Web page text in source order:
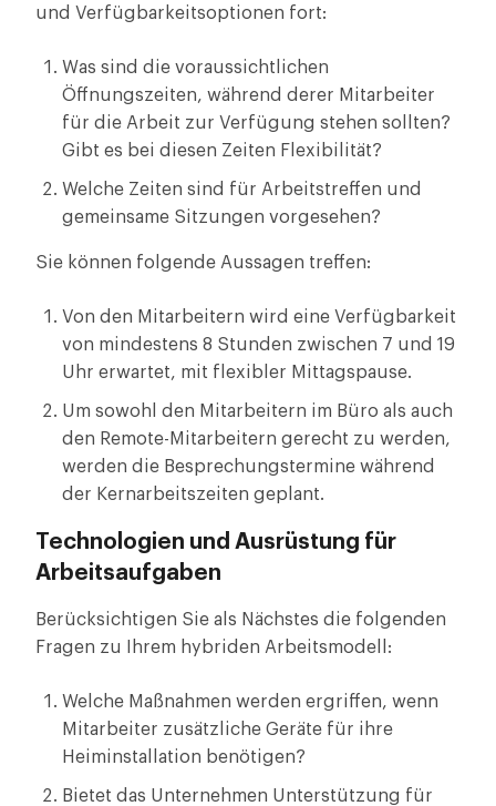
und Verfügbarkeitsoptionen fort:
Was sind die voraussichtlichen
Öffnungszeiten, während derer Mitarbeiter
für die Arbeit zur Verfügung stehen sollten?
Gibt es bei diesen Zeiten Flexibilität?
Welche Zeiten sind für Arbeitstreffen und
gemeinsame Sitzungen vorgesehen?
Sie können folgende Aussagen treffen:
Von den Mitarbeitern wird eine Verfügbarkeit
von mindestens 8 Stunden zwischen 7 und 19
Uhr erwartet, mit flexibler Mittagspause.
Um sowohl den Mitarbeitern im Büro als auch
den Remote-Mitarbeitern gerecht zu werden,
werden die Besprechungstermine während
der Kernarbeitszeiten geplant.
Technologien und Ausrüstung für
Arbeitsaufgaben
Berücksichtigen Sie als Nächstes die folgenden
Fragen zu Ihrem hybriden Arbeitsmodell:
Welche Maßnahmen werden ergriffen, wenn
Mitarbeiter zusätzliche Geräte für ihre
Heiminstallation benötigen?
Bietet das Unternehmen Unterstützung für